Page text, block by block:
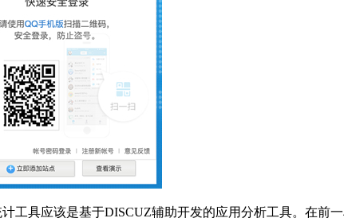
工具应该是基于DISCUZ辅助开发的应用分析工具。在前